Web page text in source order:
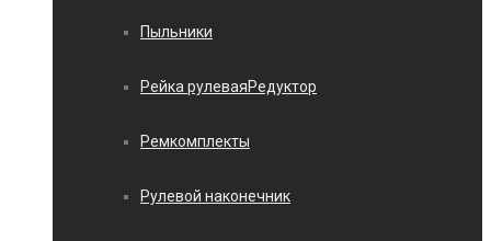
Пыльники
Рейка рулеваяРедуктор
Ремкомплекты
Рулевой наконечник